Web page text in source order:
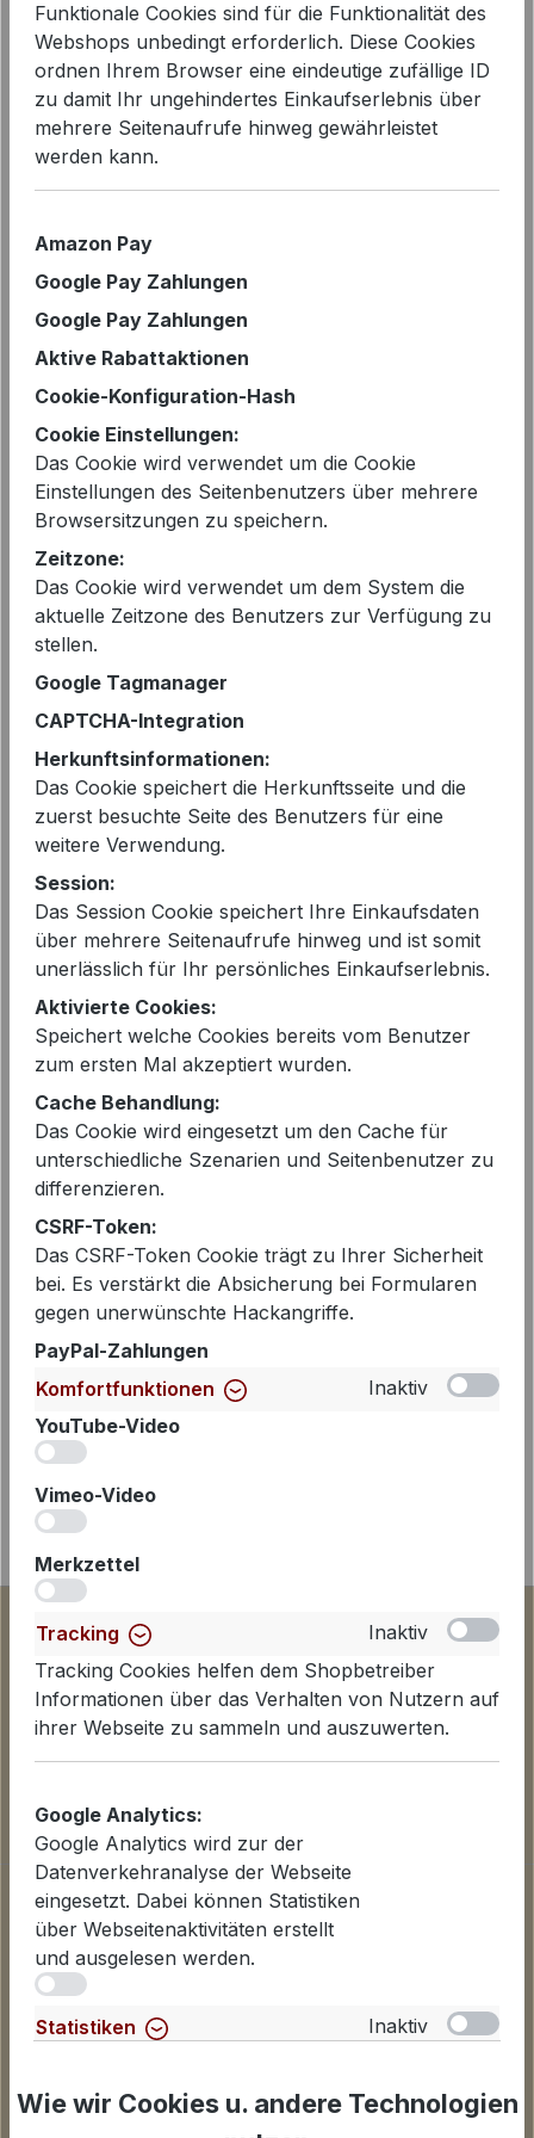
Bildergalerie überspringen
Verkaufspreis:
69,99 € %
99,95 €*
Sie sparen 30%
Sofort verfügbar, Lieferzeit: 2-5 Tage
Größeauswählen
44
Produkt Anzahl: Gib den
In den Warenkorb
EAN:
2000307290522
Artikelnummer:8734-156410
Beschreibung
Lässige Hemdbluse mit stylischem
Print – Komfort trifft Trend Diese
lässige Hemdbluse ist der perfekte
Begleiter für stilbe…
Mehr
Informationen
Datenschutzerklärung
Lieferinformationen
Zahlungsarten
AGB
Widerrufsbelehrung
Funktionale Cookies sind für die Funktionalität des
Webshops unbedingt erforderlich. Diese Cookies
ordnen Ihrem Browser eine eindeutige zufällige ID
zu damit Ihr ungehindertes Einkaufserlebnis über
mehrere Seitenaufrufe hinweg gewährleistet
werden kann.
Amazon Pay
Google Pay Zahlungen
Google Pay Zahlungen
Aktive Rabattaktionen
Cookie-Konfiguration-Hash
Cookie Einstellungen:
Das Cookie wird verwendet um die Cookie
Einstellungen des Seitenbenutzers über mehrere
Browsersitzungen zu speichern.
Zeitzone:
Das Cookie wird verwendet um dem System die
aktuelle Zeitzone des Benutzers zur Verfügung zu
stellen.
Google Tagmanager
CAPTCHA-Integration
Herkunftsinformationen:
Das Cookie speichert die Herkunftsseite und die
zuerst besuchte Seite des Benutzers für eine
weitere Verwendung.
Session:
Das Session Cookie speichert Ihre Einkaufsdaten
über mehrere Seitenaufrufe hinweg und ist somit
unerlässlich für Ihr persönliches Einkaufserlebnis.
Aktivierte Cookies:
Speichert welche Cookies bereits vom Benutzer
zum ersten Mal akzeptiert wurden.
Cache Behandlung:
Das Cookie wird eingesetzt um den Cache für
unterschiedliche Szenarien und Seitenbenutzer zu
differenzieren.
CSRF-Token:
Das CSRF-Token Cookie trägt zu Ihrer Sicherheit
bei. Es verstärkt die Absicherung bei Formularen
gegen unerwünschte Hackangriffe.
PayPal-Zahlungen
Komfortfunktionen
Inaktiv
YouTube-Video
Vimeo-Video
Merkzettel
Tracking
Inaktiv
Tracking Cookies helfen dem Shopbetreiber
Informationen über das Verhalten von Nutzern auf
ihrer Webseite zu sammeln und auszuwerten.
Google Analytics:
Google Analytics wird zur der
Datenverkehranalyse der Webseite
eingesetzt. Dabei können Statistiken
über Webseitenaktivitäten erstellt
und ausgelesen werden.
Statistiken
Inaktiv
genutzte Cookies.
Wie wir Cookies u. andere Technologien